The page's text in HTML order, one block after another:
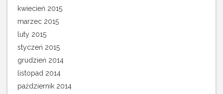
kwiecień 2015
marzec 2015
luty 2015
styczeń 2015
grudzień 2014
listopad 2014
październik 2014